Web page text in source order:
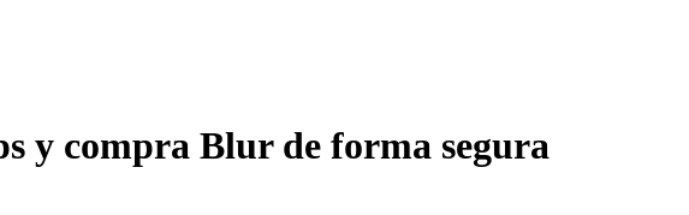
y compra Blur de forma segura